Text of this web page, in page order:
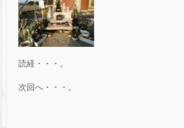
読経・・・。
次回へ・・・。